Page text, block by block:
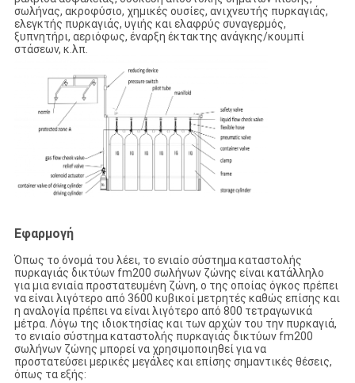
σωλήνας, ακροφύσιο, χημικές ουσίες, ανιχνευτής πυρκαγιάς,
ελεγκτής πυρκαγιάς, υγιής και ελαφρύς συναγερμός,
ξυπνητήρι, αεριόφως, έναρξη έκτακτης ανάγκης/κουμπί
στάσεων, κ.λπ.
Εφαρμογή
Όπως το όνομά του λέει, το ενιαίο σύστημα καταστολής
πυρκαγιάς δικτύων fm200 σωλήνων ζώνης είναι κατάλληλο
για μια ενιαία προστατευμένη ζώνη, ο της οποίας όγκος πρέπει
να είναι λιγότερο από 3600 κυβικοί μετρητές καθώς επίσης και
η αναλογία πρέπει να είναι λιγότερο από 800 τετραγωνικά
μέτρα. Λόγω της ιδιοκτησίας και των αρχών του την πυρκαγιά,
το ενιαίο σύστημα καταστολής πυρκαγιάς δικτύων fm200
σωλήνων ζώνης μπορεί να χρησιμοποιηθεί για να
προστατεύσει μερικές μεγάλες και επίσης σημαντικές θέσεις,
όπως τα εξής: